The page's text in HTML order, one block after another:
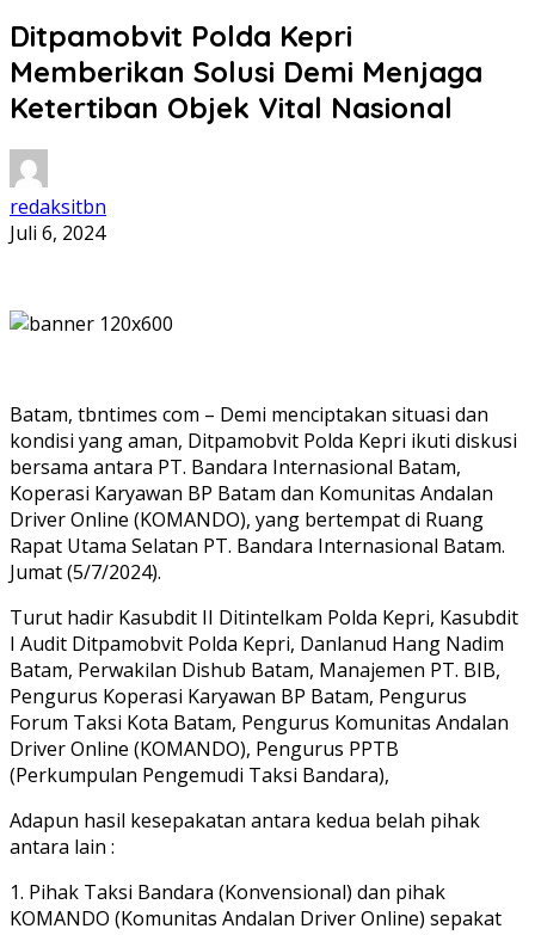
Ditpamobvit Polda Kepri
Memberikan Solusi Demi Menjaga
Ketertiban Objek Vital Nasional
redaksitbn
Juli 6, 2024
Batam, tbntimes com – Demi menciptakan situasi dan
kondisi yang aman, Ditpamobvit Polda Kepri ikuti diskusi
bersama antara PT. Bandara Internasional Batam,
Koperasi Karyawan BP Batam dan Komunitas Andalan
Driver Online (KOMANDO), yang bertempat di Ruang
Rapat Utama Selatan PT. Bandara Internasional Batam.
Jumat (5/7/2024).
Turut hadir Kasubdit II Ditintelkam Polda Kepri, Kasubdit
I Audit Ditpamobvit Polda Kepri, Danlanud Hang Nadim
Batam, Perwakilan Dishub Batam, Manajemen PT. BIB,
Pengurus Koperasi Karyawan BP Batam, Pengurus
Forum Taksi Kota Batam, Pengurus Komunitas Andalan
Driver Online (KOMANDO), Pengurus PPTB
(Perkumpulan Pengemudi Taksi Bandara),
Adapun hasil kesepakatan antara kedua belah pihak
antara lain :
1. Pihak Taksi Bandara (Konvensional) dan pihak
KOMANDO (Komunitas Andalan Driver Online) sepakat